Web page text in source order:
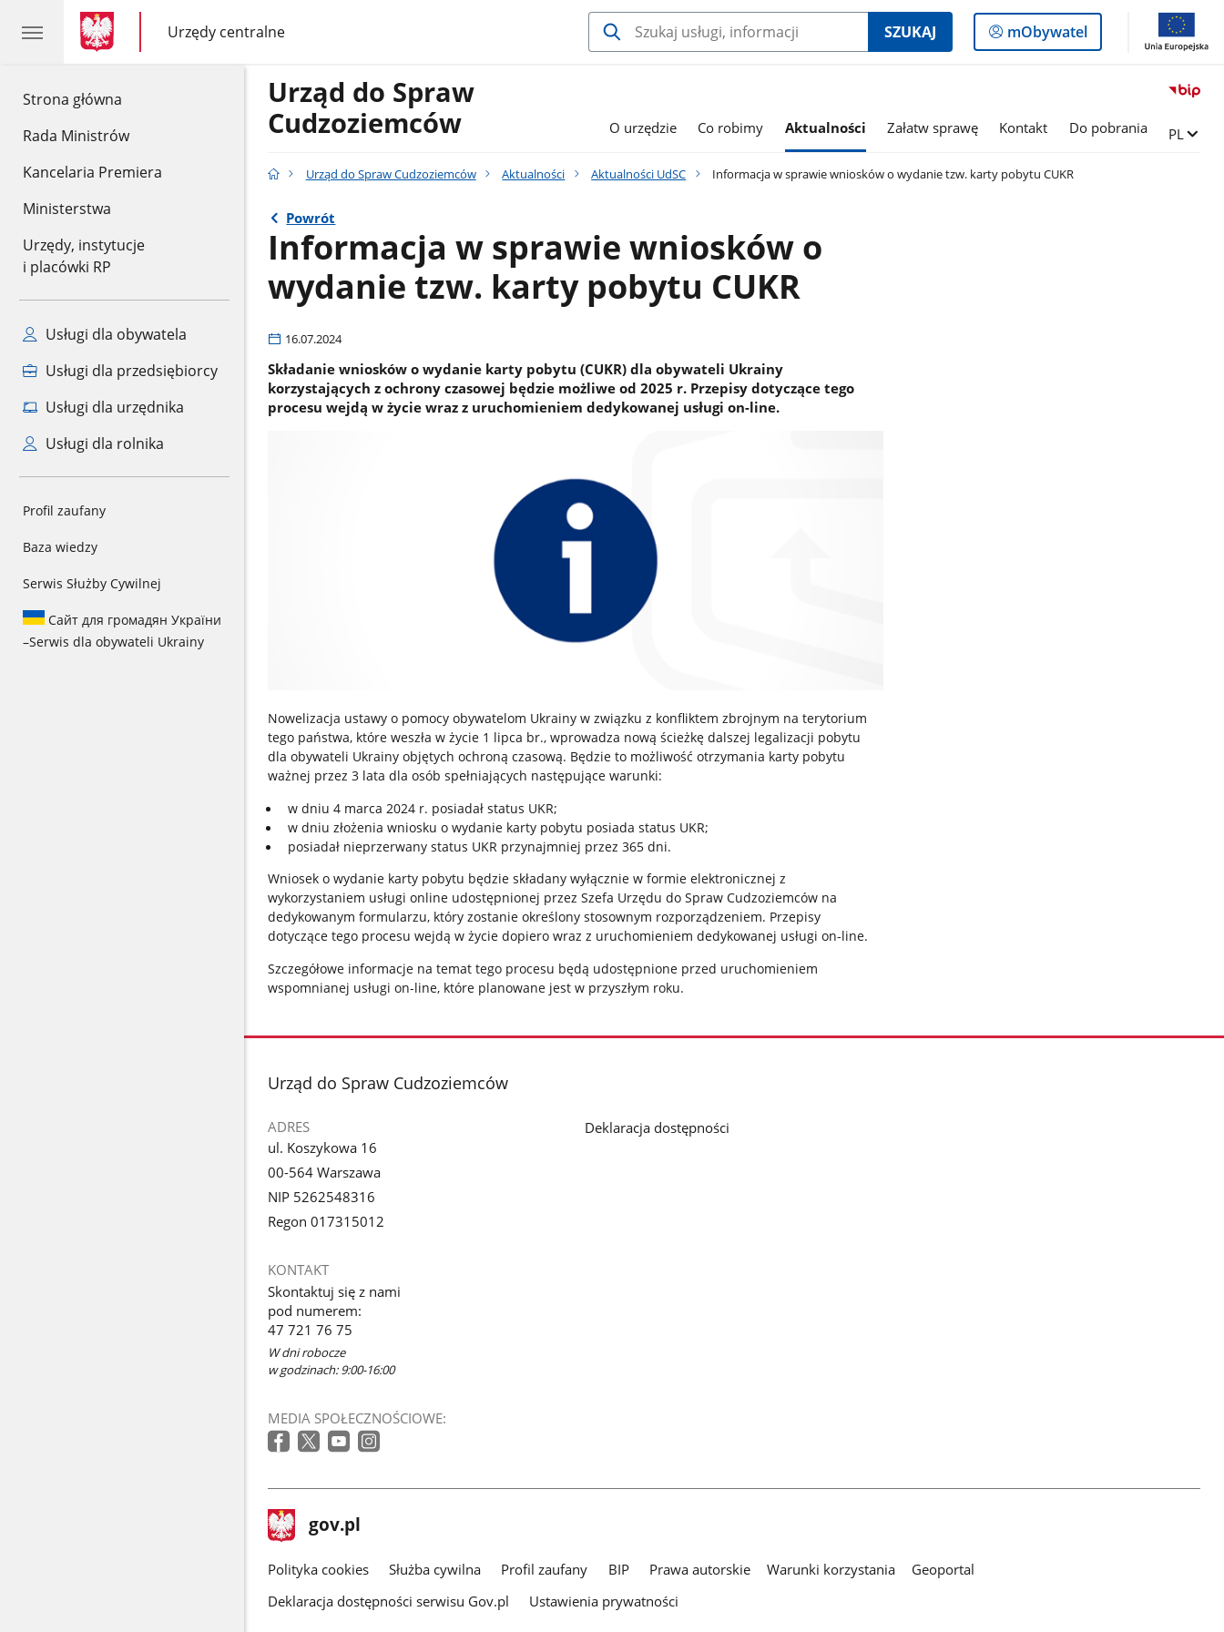
Strona główna
Rada Ministrów
Kancelaria Premiera
Ministerstwa
Urzędy, instytucje
i placówki RP
Usługi dla obywatela
Usługi dla przedsiębiorcy
Usługi dla urzędnika
Usługi dla rolnika
Profil zaufany
Baza wiedzy
Serwis Służby Cywilnej
Сайт для громадян України
–Serwis dla obywateli Ukrainy
gov.pl
gov.pl
Urzędy centralne
gov.pl
Urzędy
centralne
SZUKAJ
Logowanie
do
mObywatel
Urząd do Spraw
Cudzoziemców
O urzędzie Co robimy Aktualności Załatw sprawę Kontakt Do pobrania Zmień
PL
Urząd do Spraw Cudzoziemców Aktualności Aktualności UdSC Informacja w sprawie wniosków o wydanie tzw. karty pobytu CUKR
Powrót
Informacja w sprawie wniosków o
wydanie tzw. karty pobytu CUKR
16.07.2024
Składanie wniosków o wydanie karty pobytu (CUKR) dla obywateli Ukrainy
korzystających z ochrony czasowej będzie możliwe od 2025 r. Przepisy dotyczące tego
procesu wejdą w życie wraz z uruchomieniem dedykowanej usługi on-line.
Nowelizacja ustawy o pomocy obywatelom Ukrainy w związku z konfliktem zbrojnym na terytorium
tego państwa, które weszła w życie 1 lipca br., wprowadza nową ścieżkę dalszej legalizacji pobytu
dla obywateli Ukrainy objętych ochroną czasową. Będzie to możliwość otrzymania karty pobytu
ważnej przez 3 lata dla osób spełniających następujące warunki:
w dniu 4 marca 2024 r. posiadał status UKR;
w dniu złożenia wniosku o wydanie karty pobytu posiada status UKR;
posiadał nieprzerwany status UKR przynajmniej przez 365 dni.
Wniosek o wydanie karty pobytu będzie składany wyłącznie w formie elektronicznej z
wykorzystaniem usługi online udostępnionej przez Szefa Urzędu do Spraw Cudzoziemców na
dedykowanym formularzu, który zostanie określony stosownym rozporządzeniem. Przepisy
dotyczące tego procesu wejdą w życie dopiero wraz z uruchomieniem dedykowanej usługi on-line.
Szczegółowe informacje na temat tego procesu będą udostępnione przed uruchomieniem
wspomnianej usługi on-line, które planowane jest w przyszłym roku.
stopka
Urząd do Spraw Cudzoziemców
ADRES
ul. Koszykowa 16
00-564 Warszawa
NIP 5262548316
Regon 017315012
KONTAKT
Skontaktuj się z nami
pod numerem:
47 721 76 75
W dni robocze
w godzinach: 9:00-16:00
MEDIA SPOŁECZNOŚCIOWE:
Deklaracja dostępności
stopka
gov.pl Strona
gov.pl
gov.pl
Polityka cookies Służba cywilna Profil zaufany BIP Prawa autorskie Warunki korzystania
Geoportal
Deklaracja dostępności serwisu Gov.pl
Ustawienia prywatności